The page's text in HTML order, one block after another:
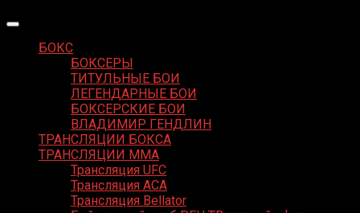
БОКС
БОКСЕРЫ
ТИТУЛЬНЫЕ БОИ
ЛЕГЕНДАРНЫЕ БОИ
БОКСЕРСКИЕ БОИ
ВЛАДИМИР ГЕНДЛИН
ТРАНСЛЯЦИИ БОКСА
ТРАНСЛЯЦИИ MMA
Трансляция UFC
Трансляция ACA
Трансляция Bellator